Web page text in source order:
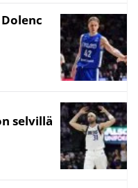
selvillä